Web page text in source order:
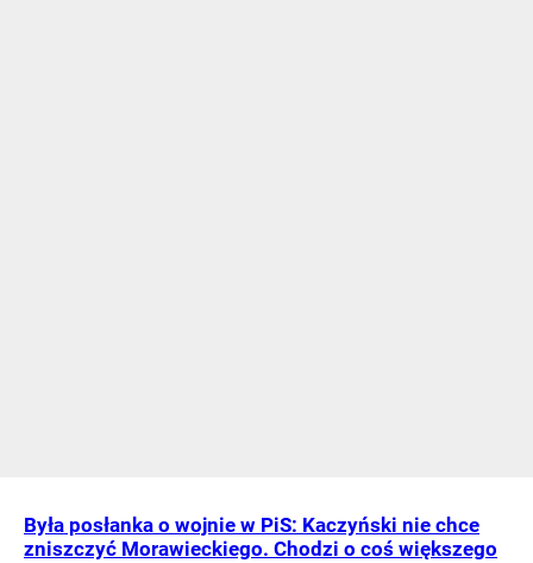
Była posłanka o wojnie w PiS: Kaczyński nie chce
zniszczyć Morawieckiego. Chodzi o coś większego